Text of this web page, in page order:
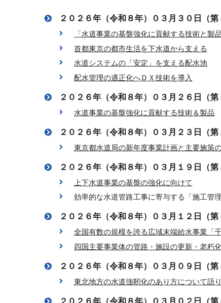
２０２６年（令和８年）０３月３０日（
「水道事業の基盤強化に貢献する技術と製
首都東京の都市生活を下水道から支える
水道システムの「安定」を支える配水池
配水管理の適正化へＤＸ技術を導入
２０２６年（令和８年）０３月２６日（
水道事業の基盤強化に貢献する技術＆製品
２０２６年（令和８年）０３月２３日（
東京都水道局の新年度事業計画と主要施策
２０２６年（令和８年）０３月１９日（
上下水道事業の基盤の強化に向けて
効率的な水道管路工事に寄与する「施工管
２０２６年（令和８年）０３月１２日（
全国有数の規模を誇る広域末端給水事業「
四国主要事業体の管路・施設の更新・老朽
２０２６年（令和８年）０３月０９日（
東北地方の水道強靭化のあり方について語
２０２６年（令和８年）０３月０２日（